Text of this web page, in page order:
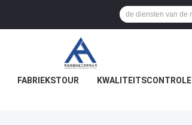
FABRIEKSTOUR KWALITEITSCONTROLE